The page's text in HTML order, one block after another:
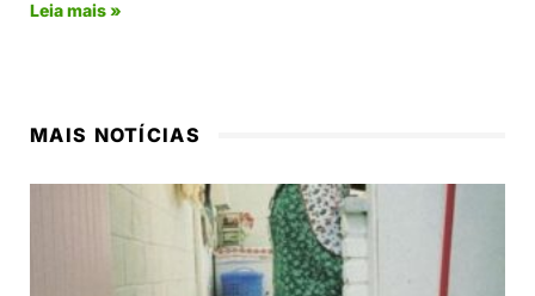
Leia mais »
MAIS NOTÍCIAS